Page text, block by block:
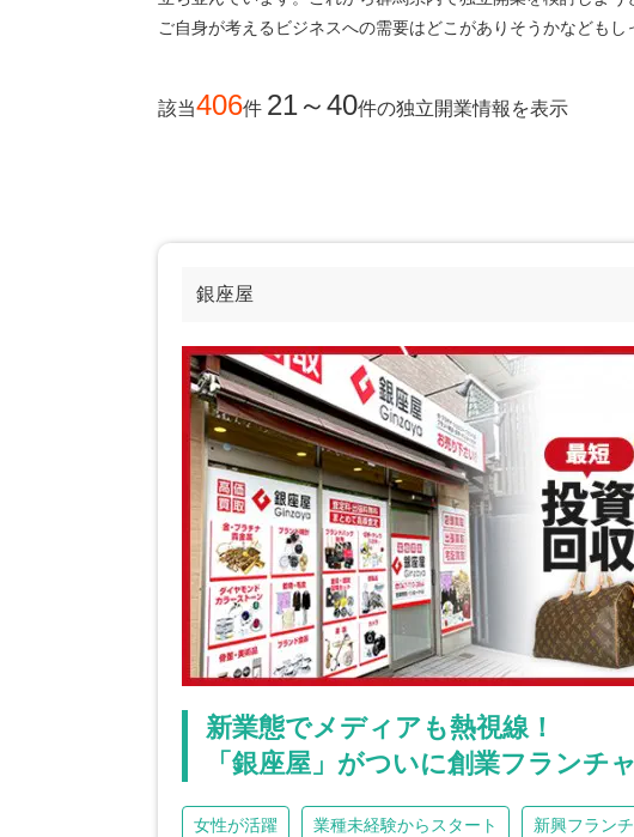
ご自身が考えるビジネスへの需要はどこがありそうかなどもし
該当406件 21～40件の独立開業情報を表示
銀座屋
新業態でメディアも熱視線！
「銀座屋」がついに創業フランチ
女性が活躍 業種未経験からスタート 新興フラン